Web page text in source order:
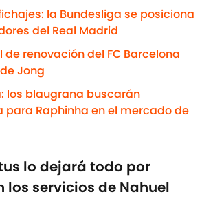
la Bundesliga se posiciona
del Real Madrid
de renovación del FC Barcelona
Jong
los blaugrana buscarán
Raphinha en el mercado de
lo dejará todo por
los servicios de Nahuel